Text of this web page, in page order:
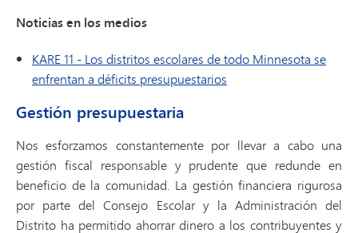
Noticias en los medios
KARE 11 - Los distritos escolares de todo Minnesota se
enfrentan a déficits presupuestarios
Gestión presupuestaria
Nos esforzamos constantemente por llevar a cabo una
gestión fiscal responsable y prudente que redunde en
beneficio de la comunidad. La gestión financiera rigurosa
por parte del Consejo Escolar y la Administración del
Distrito ha permitido ahorrar dinero a los contribuyentes y